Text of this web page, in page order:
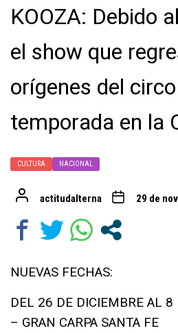
KOOZA: Debido
el show que
orígenes del
temporada en la
CULTURA NACIONAL
actitudalterna 29 de
NUEVAS FECHAS:
DEL 26 DE DICIEMBRE AL 8
– GRAN CARPA SANTA FE